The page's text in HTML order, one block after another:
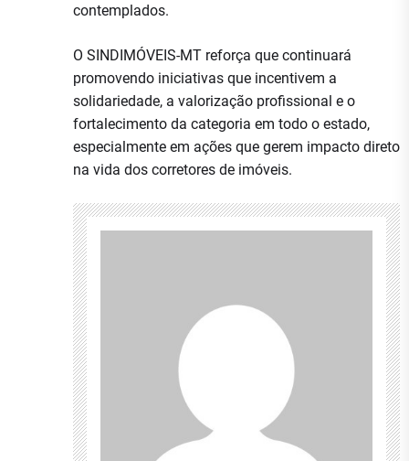
contemplados.
O SINDIMÓVEIS-MT reforça que continuará
promovendo iniciativas que incentivem a
solidariedade, a valorização profissional e o
fortalecimento da categoria em todo o estado,
especialmente em ações que gerem impacto direto
na vida dos corretores de imóveis.